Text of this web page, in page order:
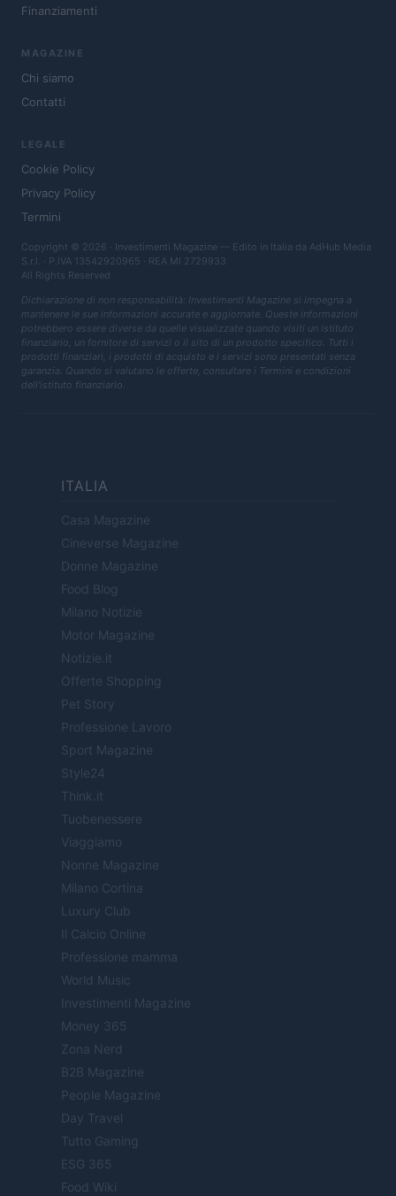
Finanziamenti
MAGAZINE
Chi siamo
Contatti
LEGALE
Cookie Policy
Privacy Policy
Termini
Copyright © 2026 · Investimenti Magazine — Edito in Italia da AdHub Media
S.r.l. · P.IVA 13542920965 · REA MI 2729933
All Rights Reserved
Dichiarazione di non responsabilità: Investimenti Magazine si impegna a
mantenere le sue informazioni accurate e aggiornate. Queste informazioni
potrebbero essere diverse da quelle visualizzate quando visiti un istituto
finanziario, un fornitore di servizi o il sito di un prodotto specifico. Tutti i
prodotti finanziari, i prodotti di acquisto e i servizi sono presentati senza
garanzia. Quando si valutano le offerte, consultare i Termini e condizioni
dell'istituto finanziario.
ITALIA
Casa Magazine
Cineverse Magazine
Donne Magazine
Food Blog
Milano Notizie
Motor Magazine
Notizie.it
Offerte Shopping
Pet Story
Professione Lavoro
Sport Magazine
Style24
Think.it
Tuobenessere
Viaggiamo
Nonne Magazine
Milano Cortina
Luxury Club
Il Calcio Online
Professione mamma
World Music
Investimenti Magazine
Money 365
Zona Nerd
B2B Magazine
People Magazine
Day Travel
Tutto Gaming
ESG 365
Food Wiki